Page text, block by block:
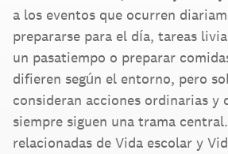
a los eventos que ocurren
prepararse para el día, tareas
un pasatiempo o preparar
difieren según el entorno, pero
consideran acciones ordinarias y
siempre siguen una trama
relacionadas de Vida escolar y